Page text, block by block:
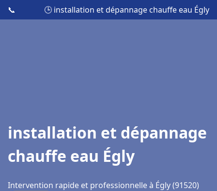
📞 🕒 installation et dépannage chauffe eau Égly
installation et dépannage
chauffe eau Égly
Intervention rapide et professionnelle à Égly (91520)